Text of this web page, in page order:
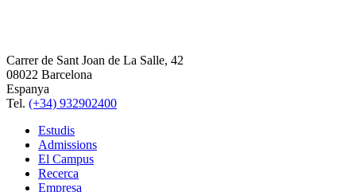
Carrer de Sant Joan de La Salle, 42
08022 Barcelona
Espanya
Tel. (+34) 932902400
Estudis
Admissions
El Campus
Recerca
Empresa